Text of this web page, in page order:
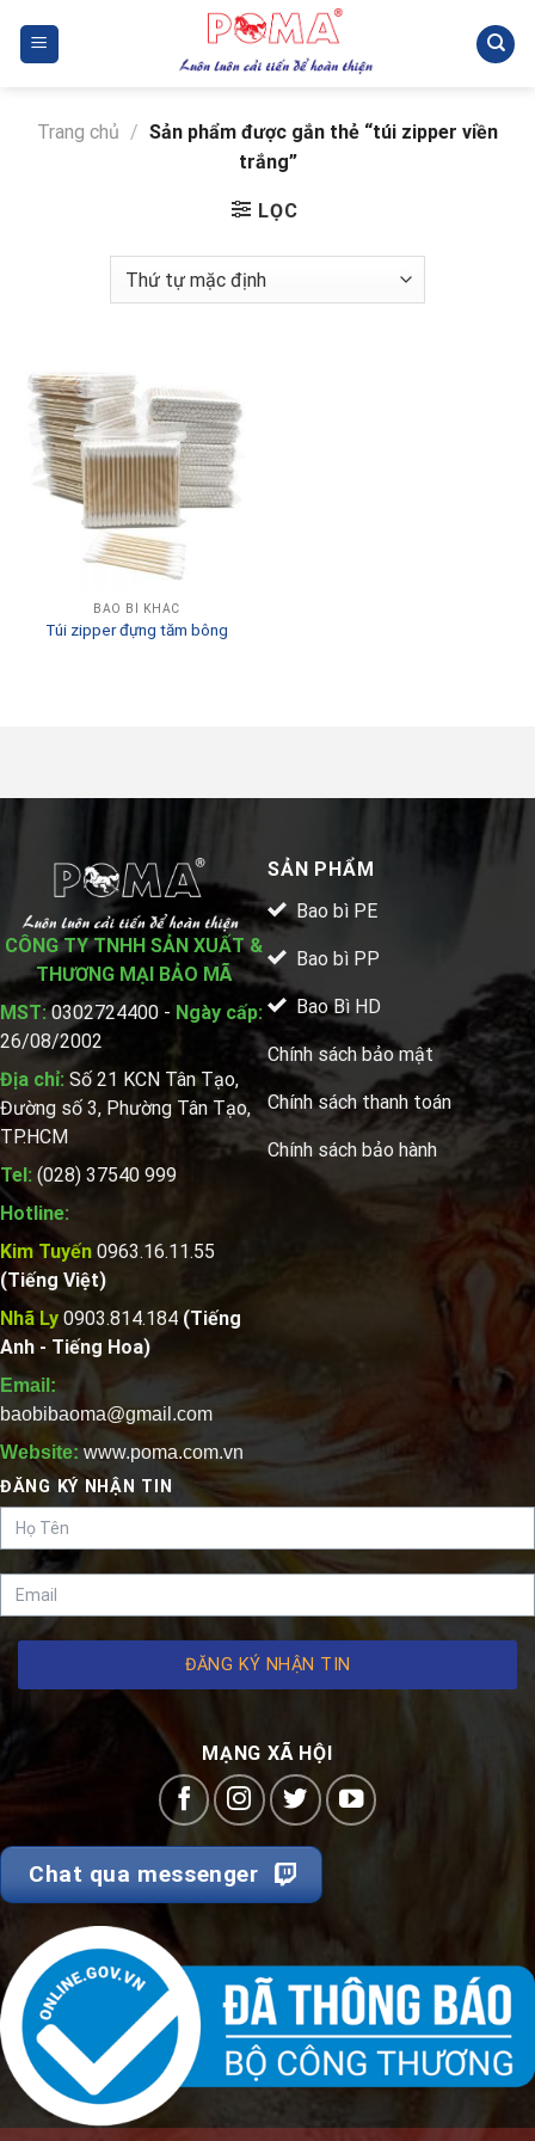
Trang chủ / Sản phẩm được gắn thẻ “túi zipper viền
trắng”
LỌC
BAO BÌ KHÁC
Túi zipper đựng tăm bông
CÔNG TY TNHH SẢN XUẤT &
THƯƠNG MẠI BẢO MÃ
MST:0302724400 - Ngày cấp:
26/08/2002
Địa chỉ: Số 21 KCN Tân Tạo,
Đường số 3, Phường Tân Tạo,
TP.HCM
Tel: (028) 37540 999
Hotline:
Kim Tuyến 0963.16.11.55
(Tiếng Việt)
Nhã Ly 0903.814.184 (Tiếng
Anh - Tiếng Hoa)
Email:
baobibaoma@gmail.com
Website:www.poma.com.vn
SẢN PHẨM
Bao bì PE
Bao bì PP
Bao Bì HD
Chính sách bảo mật
Chính sách thanh toán
Chính sách bảo hành
ĐĂNG KÝ NHẬN TIN
ĐĂNG KÝ NHẬN TIN
MẠNG XÃ HỘI
Chat qua messenger